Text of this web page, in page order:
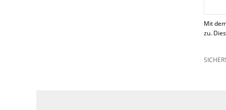
Mit
zu.